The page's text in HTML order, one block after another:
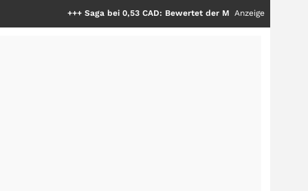
Saga bei 0,53 CAD: Bewertet der Markt noch immer nur die
Anzeige